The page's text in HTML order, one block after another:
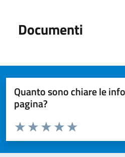
Documenti
Quanto sono chiare le
pagina?
Valuta da 1 a 5 stelle la pagina
Valuta 5 stelle
Valuta 4 stelle su 5
Valuta 3 stelle su 5
Valuta 2 stelle su 5
Valuta 1 stelle su 5